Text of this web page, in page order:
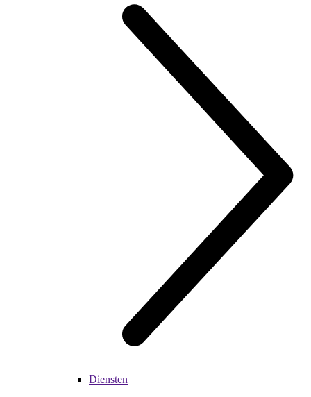
Diensten